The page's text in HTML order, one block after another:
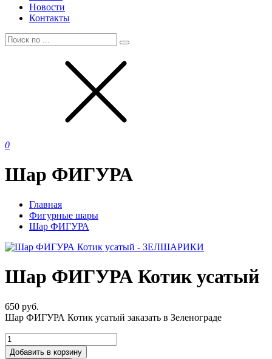
Новости
Контакты
0
Шар ФИГУРА
Главная
Фигурные шары
Шар ФИГУРА
Шар ФИГУРА Котик усатый
650 руб.
Шар ФИГУРА Котик усатый заказать в Зеленограде
Добавить в корзину